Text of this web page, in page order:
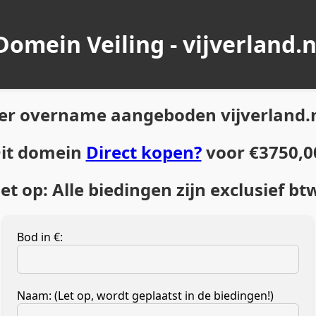
Veiling -
overname aangeboden
domein Direct kopen?voor
op: Alle biedingen zijn exclusief
Bod in €:
Naam: (Let op, wordt geplaatst in de biedingen!)